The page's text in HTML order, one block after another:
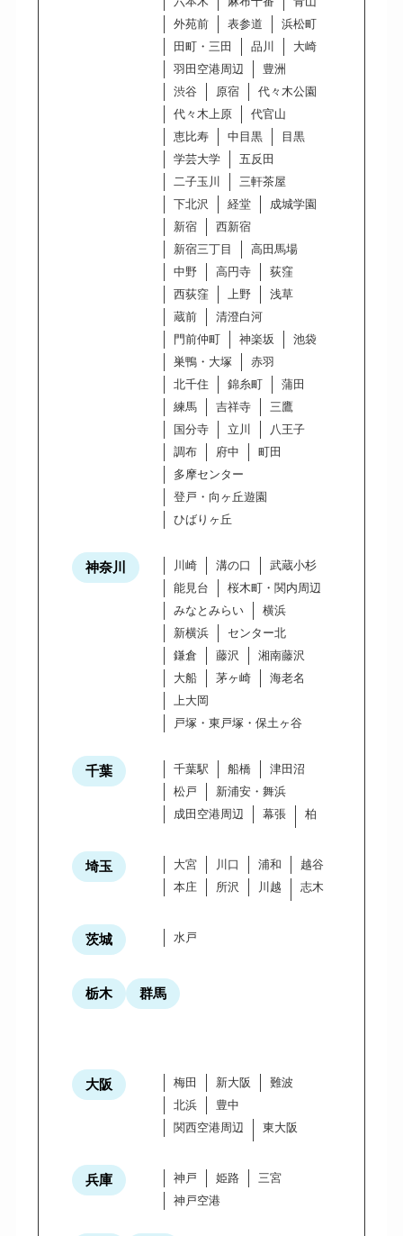
外苑前
表参道
浜松町
田町・三田
品川
大崎
羽田空港周辺
豊洲
渋谷
原宿
代々木公園
代々木上原
代官山
恵比寿
中目黒
目黒
学芸大学
五反田
二子玉川
三軒茶屋
下北沢
経堂
成城学園
新宿
西新宿
新宿三丁目
高田馬場
中野
高円寺
荻窪
西荻窪
上野
浅草
蔵前
清澄白河
門前仲町
神楽坂
池袋
巣鴨・大塚
赤羽
北千住
錦糸町
蒲田
練馬
吉祥寺
三鷹
国分寺
立川
八王子
調布
府中
町田
多摩センター
登戸・向ヶ丘遊園
ひばりヶ丘
神奈川 川崎 溝の口
武蔵小杉
能見台
桜木町・関内周辺
みなとみらい
横浜
新横浜
センター北
鎌倉
藤沢
湘南藤沢
大船
茅ヶ崎
海老名
上大岡
戸塚・東戸塚・保土ヶ谷
千葉 千葉駅 船橋
津田沼
松戸
新浦安・舞浜
成田空港周辺
幕張 柏
埼玉 大宮 川口 浦和
越谷
本庄
所沢 川越 志木
茨城 水戸
栃木 群馬
大阪 梅田 新大阪
難波
北浜
豊中
関西空港周辺
東大阪
兵庫 神戸 姫路
三宮
神戸空港